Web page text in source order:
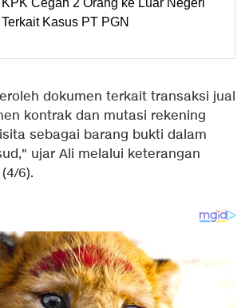
Terkait Kasus PT PGN
dokumen terkait transaksi jual
kontrak dan mutasi rekening
sebagai barang bukti dalam
ujar Ali melalui keterangan
6).